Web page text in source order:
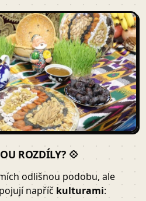
ROZDÍLY? 💠
odlišnou podobu, ale
napříč kulturami: